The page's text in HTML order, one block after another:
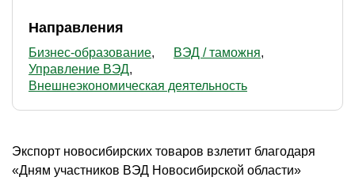
Направления
Бизнес-образование
ВЭД / таможня
Управление ВЭД
Внешнеэкономическая деятельность
Экспорт новосибирских товаров взлетит благодаря
«Дням участников ВЭД Новосибирской области»